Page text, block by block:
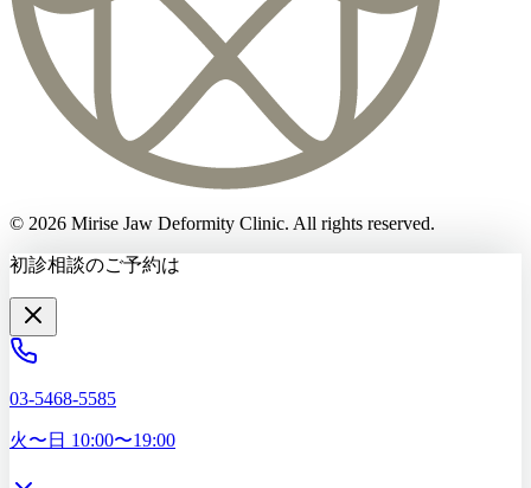
© 2026 Mirise Jaw Deformity Clinic. All rights reserved.
初診相談のご予約は
03-5468-5585
火〜日 10:00〜19:00